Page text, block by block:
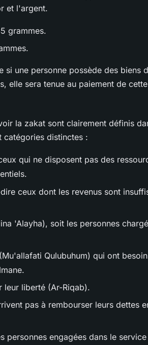
et l'argent.
grammes.
si une personne possède des biens
elle sera tenue au paiement de
la zakat sont clairement définis
catégories distinctes :
qui ne disposent pas des
ceux dont les revenus sont
'Alayha), soit les personnes
Qulubuhum) qui ont
leur liberté (Ar-Riqab).
pas à rembourser leurs dettes
personnes engagées dans le